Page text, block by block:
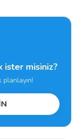
ister misiniz?